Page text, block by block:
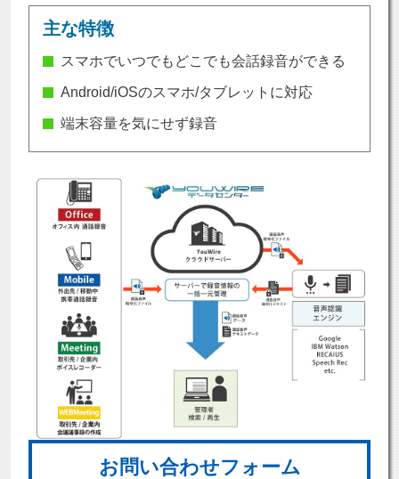
主な特徴
スマホでいつでもどこでも会話録音ができる
Android/iOSのスマホ/タブレットに対応
端末容量を気にせず録音
お問い合わせフォーム